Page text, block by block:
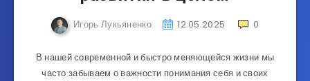
Игорь Лукьяненко 12.05.2025 0
В нашей современной и быстро меняющейся жизни мы
часто забываем о важности понимания себя и своих